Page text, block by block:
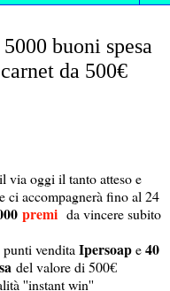
buoni spesa
da 500€
via oggi il tanto atteso e
ci accompagnerà fino al 24
premi da vincere subito
vendita Ipersoape40
del valore di 500€
''instant win''